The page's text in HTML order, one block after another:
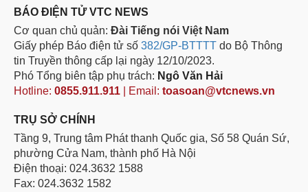
BÁO ĐIỆN TỬ VTC NEWS
Cơ quan chủ quản: Đài Tiếng nói Việt Nam
Giấy phép Báo điện tử số 382/GP-BTTTT do Bộ Thông
tin Truyền thông cấp lại ngày 12/10/2023.
Phó Tổng biên tập phụ trách: Ngô Văn Hải
Hotline: 0855.911.911 | Email: toasoan@vtcnews.vn
TRỤ SỞ CHÍNH
Tầng 9, Trung tâm Phát thanh Quốc gia, Số 58 Quán Sứ,
phường Cửa Nam, thành phố Hà Nội
Điện thoại: 024.3632 1588
Fax: 024.3632 1582